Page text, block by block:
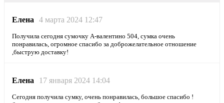
Елена 4 марта 2024 12:47
Получила сегодня сумочку А-валентино 504, сумка очень
понравилась, огромное спасибо за доброжелательное отношение
,быструю доставку!
Елена 17 января 2024 14:04
Сегодня получила сумку, очень понравилась, большое спасибо !